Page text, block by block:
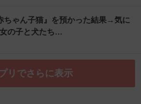
ちゃん子猫』を預かった結果→気に
の子と犬たち…
リでさらに表示